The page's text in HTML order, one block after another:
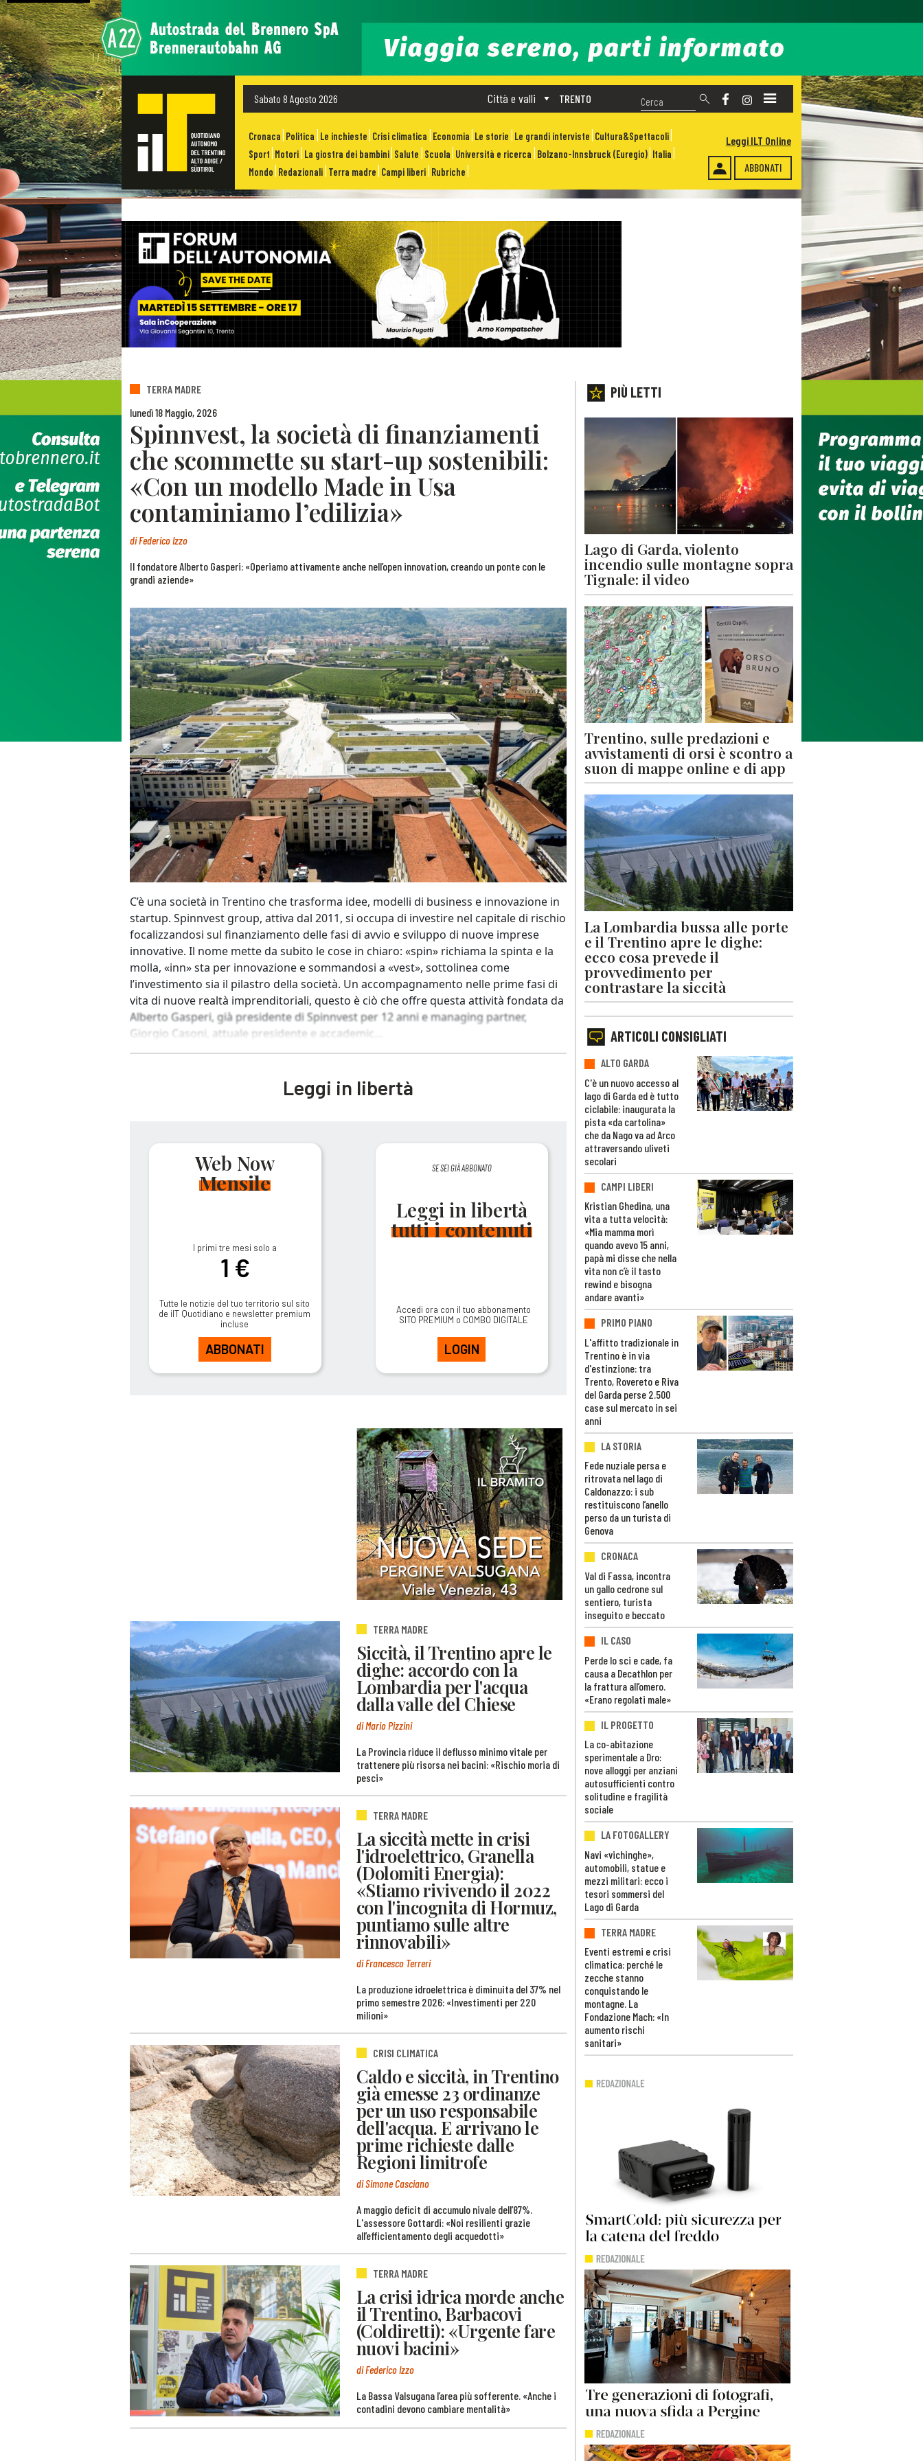
Sabato 8 Agosto 2026 TRENTO
Città e valli
Cronaca Politica Le inchieste Crisi climatica Economia Le storie Le grandi interviste Cultura&Spettacoli
Sport Motori La giostra dei bambini Salute Scuola Università e ricerca Bolzano-Innsbruck (Euregio) Italia
Mondo Redazionali Terra madre Campi liberi Rubriche ABBONATI
Leggi ILT Online
TERRA MADRE
lunedì 18 Maggio, 2026
Spinnvest, la società di finanziamenti
che scommette su start-up sostenibili:
«Con un modello Made in Usa
contaminiamo l’edilizia»
diFederico Izzo
Il fondatore Alberto Gasperi: «Operiamo attivamente anche nell’open innovation, creando un ponte con le
grandi aziende»
C’è una società in Trentino che trasforma idee, modelli di business e innovazione in
startup. Spinnvest group, attiva dal 2011, si occupa di investire nel capitale di rischio
focalizzandosi sul finanziamento delle fasi di avvio e sviluppo di nuove imprese
innovative. Il nome mette da subito le cose in chiaro: «spin» richiama la spinta e la
molla, «inn» sta per innovazione e sommandosi a «vest», sottolinea come
l’investimento sia il pilastro della società. Un accompagnamento nelle prime fasi di
vita di nuove realtà imprenditoriali, questo è ciò che offre questa attività fondata da
Alberto Gasperi, già presidente di Spinnvest per 12 anni e managing partner,
Giorgio Casoni, attuale presidente e accademic...
Leggi in libertà
Web Now
Mensile
I primi tre mesi solo a
1 €
Tutte le notizie del tuo territorio sul sito
de ilT Quotidiano e newsletter premium
incluse
ABBONATI
SE SEI GIÀ ABBONATO
Leggi in libertà
tutti i contenuti
Accedi ora con il tuo abbonamento
SITO PREMIUM o COMBO DIGITALE
LOGIN
TERRA MADRE
Siccità, il Trentino apre le
dighe: accordo con la
Lombardia per l'acqua
dalla valle del Chiese
di Mario Pizzini
La Provincia riduce il deflusso minimo vitale per
trattenere più risorsa nei bacini: «Rischio moria di
pesci»
TERRA MADRE
La siccità mette in crisi
l'idroelettrico, Granella
(Dolomiti Energia):
«Stiamo rivivendo il 2022
con l'incognita di Hormuz,
puntiamo sulle altre
rinnovabili»
di Francesco Terreri
La produzione idroelettrica è diminuita del 37% nel
primo semestre 2026: «Investimenti per 220
milioni»
CRISI CLIMATICA
Caldo e siccità, in Trentino
già emesse 23 ordinanze
per un uso responsabile
dell'acqua. E arrivano le
prime richieste dalle
Regioni limitrofe
di Simone Casciano
A maggio deficit di accumulo nivale dell’87%.
L'assessore Gottardi: «Noi resilienti grazie
all’efficientamento degli acquedotti»
TERRA MADRE
La crisi idrica morde anche
il Trentino, Barbacovi
(Coldiretti): «Urgente fare
nuovi bacini»
di Federico Izzo
La Bassa Valsugana l’area più sofferente. «Anche i
contadini devono cambiare mentalità»
PIÙ LETTI
Lago di Garda, violento
incendio sulle montagne sopra
Tignale: il video
Trentino, sulle predazioni e
avvistamenti di orsi è scontro a
suon di mappe online e di app
La Lombardia bussa alle porte
e il Trentino apre le dighe:
ecco cosa prevede il
provvedimento per
contrastare la siccità
ARTICOLI CONSIGLIATI
ALTO GARDA
C'è un nuovo accesso al
lago di Garda ed è tutto
ciclabile: inaugurata la
pista «da cartolina»
che da Nago va ad Arco
attraversando uliveti
secolari
CAMPI LIBERI
Kristian Ghedina, una
vita a tutta velocità:
«Mia mamma morì
quando avevo 15 anni,
papà mi disse che nella
vita non c’è il tasto
rewind e bisogna
andare avanti»
PRIMO PIANO
L'affitto tradizionale in
Trentino è in via
d'estinzione: tra
Trento, Rovereto e Riva
del Garda perse 2.500
case sul mercato in sei
anni
LA STORIA
Fede nuziale persa e
ritrovata nel lago di
Caldonazzo: i sub
restituiscono l’anello
perso da un turista di
Genova
CRONACA
Val di Fassa, incontra
un gallo cedrone sul
sentiero, turista
inseguito e beccato
IL CASO
Perde lo sci e cade, fa
causa a Decathlon per
la frattura all’omero.
«Erano regolati male»
IL PROGETTO
La co-abitazione
sperimentale a Dro:
nove alloggi per anziani
autosufficienti contro
solitudine e fragilità
sociale
LA FOTOGALLERY
Navi «vichinghe»,
automobili, statue e
mezzi militari: ecco i
tesori sommersi del
Lago di Garda
TERRA MADRE
Eventi estremi e crisi
climatica: perché le
zecche stanno
conquistando le
montagne. La
Fondazione Mach: «In
aumento rischi
sanitari»